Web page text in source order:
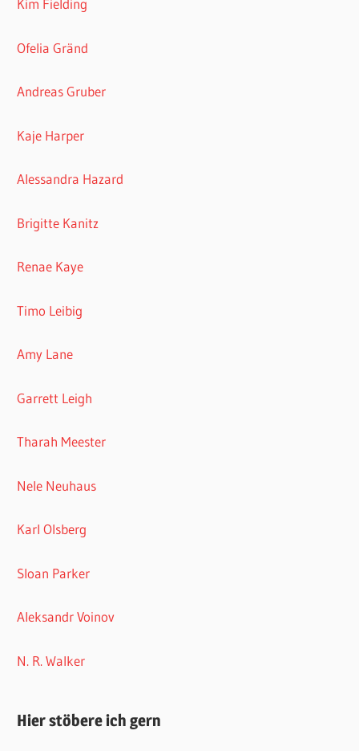
Kim Fielding
Ofelia Gränd
Andreas Gruber
Kaje Harper
Alessandra Hazard
Brigitte Kanitz
Renae Kaye
Timo Leibig
Amy Lane
Garrett Leigh
Tharah Meester
Nele Neuhaus
Karl Olsberg
Sloan Parker
Aleksandr Voinov
N. R. Walker
Hier stöbere ich gern